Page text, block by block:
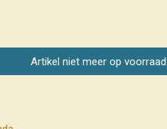
Artikel niet meer op